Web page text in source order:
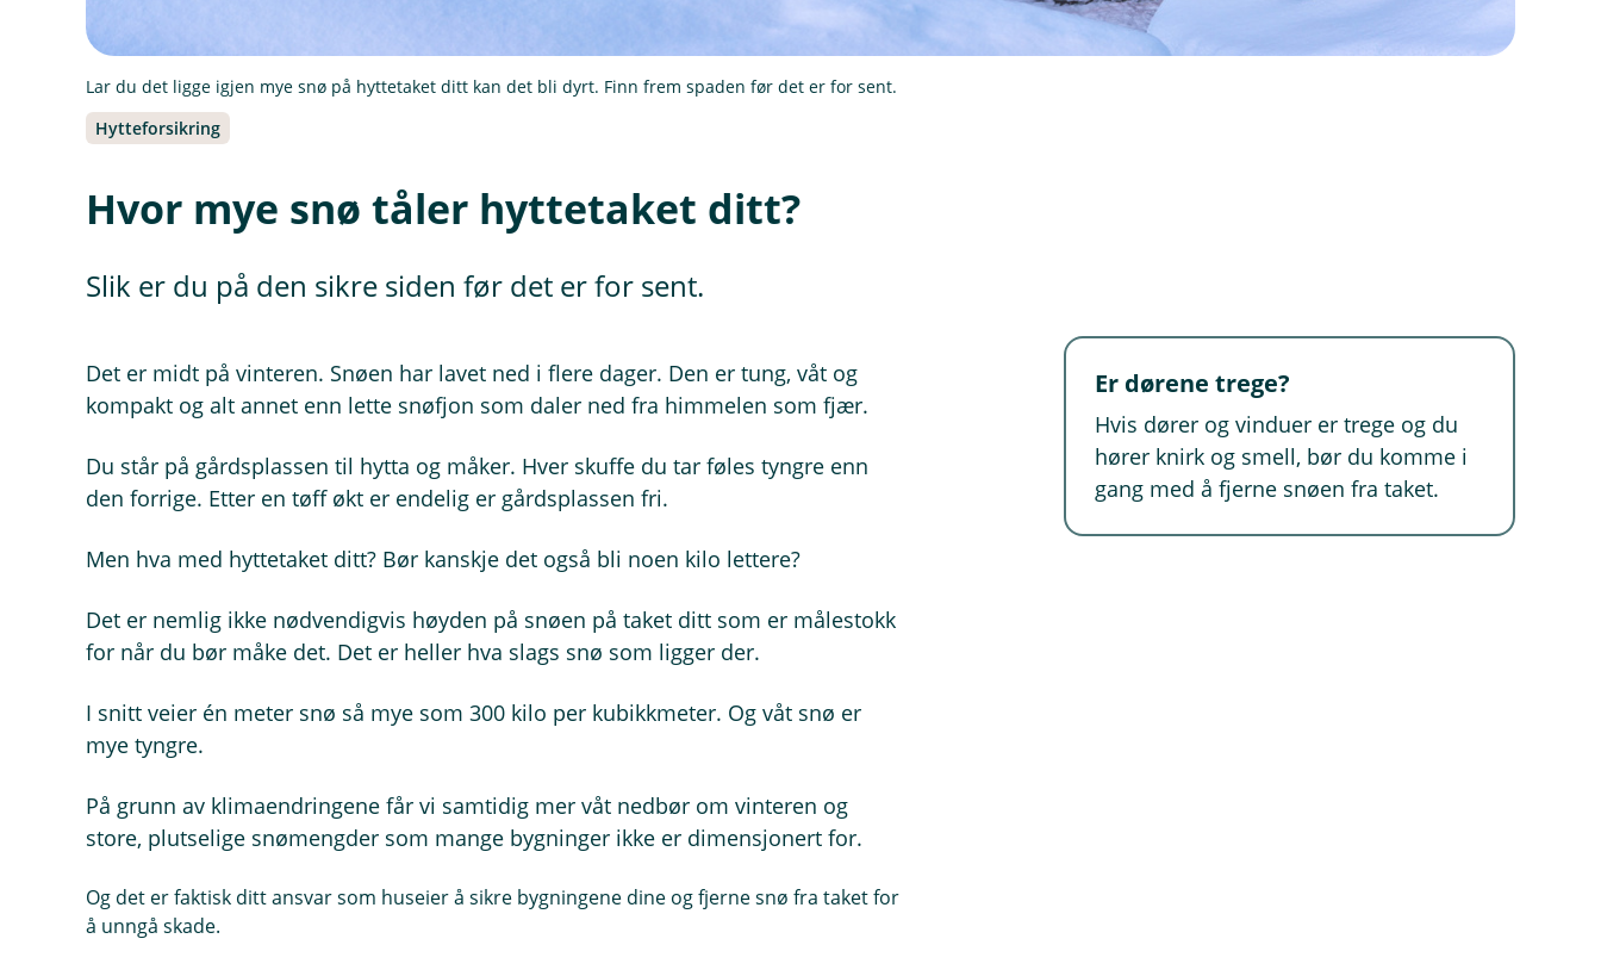
Lar du det ligge igjen mye snø på hyttetaket ditt kan det bli dyrt. Finn frem spaden før det er for sent.
Hytteforsikring
Hvor mye snø tåler hyttetaket ditt?
Slik er du på den sikre siden før det er for sent.
Det er midt på vinteren. Snøen har lavet ned i flere dager. Den er tung, våt og
kompakt og alt annet enn lette snøfjon som daler ned fra himmelen som fjær.
Du står på gårdsplassen til hytta og måker. Hver skuffe du tar føles tyngre enn
den forrige. Etter en tøff økt er endelig er gårdsplassen fri.
Men hva med hyttetaket ditt? Bør kanskje det også bli noen kilo lettere?
Det er nemlig ikke nødvendigvis høyden på snøen på taket ditt som er målestokk
for når du bør måke det. Det er heller hva slags snø som ligger der.
I snitt veier én meter snø så mye som 300 kilo per kubikkmeter. Og våt snø er
mye tyngre.
På grunn av klimaendringene får vi samtidig mer våt nedbør om vinteren og
store, plutselige snømengder som mange bygninger ikke er dimensjonert for.
Og det er faktisk ditt ansvar som huseier å sikre bygningene dine og fjerne snø fra taket for
å unngå skade.
Er dørene trege?
Hvis dører og vinduer er trege og du
hører knirk og smell, bør du komme i
gang med å fjerne snøen fra taket.